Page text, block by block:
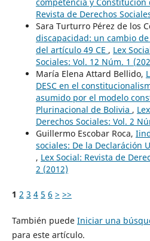
Revista de Derechos
Sara Turturro Pérez de los
discapacidad: un cambio
del artículo 49 CE , Lex
Sociales: Vol. 12 Núm. 1
María Elena Attard Bellido,
DESC en el
asumido por el modelo
Plurinacional de Bolivia ,
Derechos Sociales: Vol. 2
Guillermo Escobar Roca,
sociales: De la Declaráción
, Lex Social: Revista de
2 (2012)
1 2 3 4 5 6 > >>
También puede Iniciar una
para este artículo.